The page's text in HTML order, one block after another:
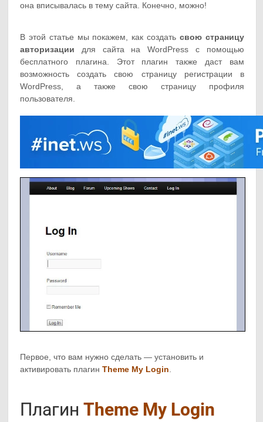
она вписывалась в тему сайта. Конечно, можно!
В этой статье мы покажем, как создать свою страницу
авторизации для сайта на WordPress с помощью
бесплатного плагина. Этот плагин также даст вам
возможность создать свою страницу регистрации в
WordPress, а также свою страницу профиля
пользователя.
Первое, что вам нужно сделать — установить и
активировать плагинTheme My Login
ПлагинTheme My Login